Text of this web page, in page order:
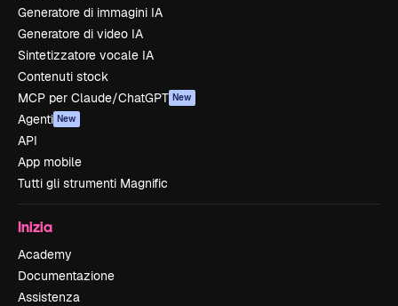
Generatore di immagini IA
Generatore di video IA
Sintetizzatore vocale IA
Contenuti stock
MCP per Claude/ChatGPT New
Agenti New
API
App mobile
Tutti gli strumenti Magnific
Inizia
Academy
Documentazione
Assistenza